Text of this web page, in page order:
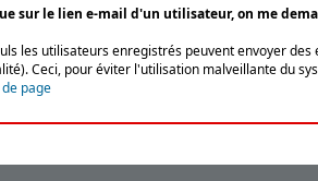
sur le lien e-mail d'un utilisateur, on me
les utilisateurs enregistrés peuvent envoyer
Ceci, pour éviter l'utilisation malveillante du
page